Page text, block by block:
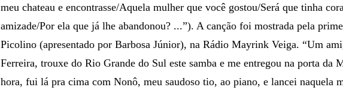
meu chateau e encontrasse/Aquela mulher que você gostou/Será que tinha
amizade/Por ela que já lhe abandonou? ...”). A canção foi mostrada pela
Picolino (apresentado por Barbosa Júnior), na Rádio Mayrink Veiga. “Um
Ferreira, trouxe do Rio Grande do Sul este samba e me entregou na porta da
hora, fui lá pra cima com Nonô, meu saudoso tio, ao piano, e lancei naquela